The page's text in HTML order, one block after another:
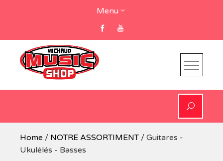
Menu
Home / NOTRE ASSORTIMENT / Guitares -
Ukulélés - Basses